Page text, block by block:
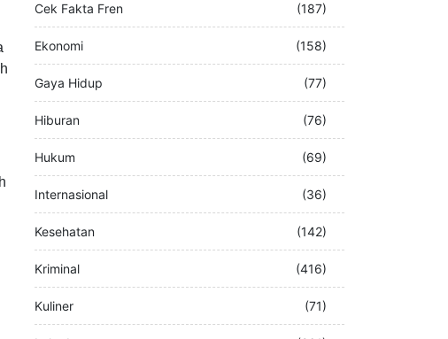
Bisnis (50)
Cek Fakta Fren (187)
Ekonomi (158)
Gaya Hidup (77)
Hiburan (76)
Hukum (69)
Internasional (36)
Kesehatan (142)
Kriminal (416)